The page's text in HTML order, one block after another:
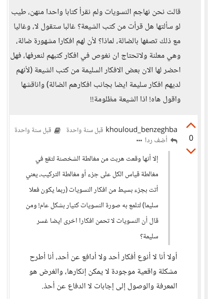
قالت نحن نهاجم النسويات ولم نقرأ كتابا واحدا منهن، طيب
لو سألتها هل قرأت من كتب الشيعة؟ غالبا ستقول لا، وغاليا
مع ذلك تصفها بالضالة، لماذا؟ لأن لهم افكارا مشهورة ضالة،
وهي معلنة ولاتحتاج ان نغوص في افكار كتبهم لنعرفها، فهل
احضر لها الان بعض الافكار السليمة من كتب الشيعة (لأنهم
لديهم افكار سليمة ايضا بجانب افكارهم الضالة) واناقشها
واقول هاه! اذا الشيعة مظلومة!!
0
khouloud_benzeghba قبل سنة واحدة قبل سنة واحدة
أضف ردا
إلا أنها وقعت هربت من مغالطة الشخصنة لتقع في
مغالطة قياس الكل على جزء أو مغالطة التركيب، يعني
أتت بجزء بسيط من افكار النسويات (ربما يكون فعلا
سليما) لتلمع به صورة النسويات كتيار بشكل عام! ومن
قال أن النسويات لا تحمن افكارا اخرى ايضا غسر
سليمة؟
أولا أنا لا أنوع أفكار أحد ولا أدافع عن أحد، أنا أطرح
مشكلة واقعية موجودة لا يمكن إنكارها، والغرض هو
المعرفة والوصول إلى إجابات لا الدفاع عن أحذ.